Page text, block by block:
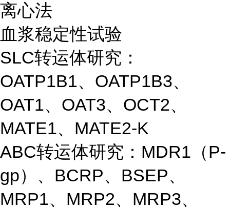
离心法
血浆稳定性试验
SLC转运体研究：
OATP1B1、OATP1B3、
OAT1、OAT3、OCT2、
MATE1、MATE2-K
ABC转运体研究：MDR1（P-
gp）、BCRP、BSEP、
MRP1、MRP2、MRP3、